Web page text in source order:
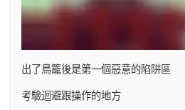
出了鳥籠後是第一個惡意的陷阱區
考驗迴避跟操作的地方